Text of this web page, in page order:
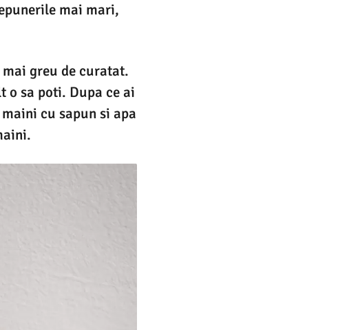
mai mari,
greu de curatat.
o sa poti. Dupa ce ai
cu sapun si apa